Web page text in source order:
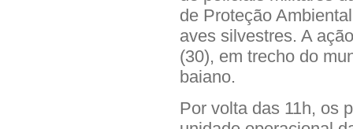
de Proteção
aves silvestres. A
(30), em trecho do
baiano.
Por volta das 11h, os